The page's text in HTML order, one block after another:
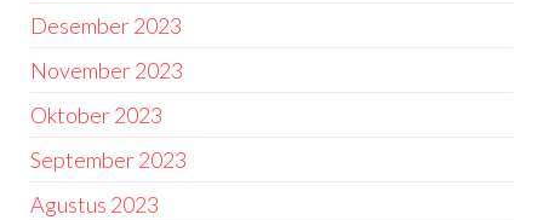
Desember 2023
November 2023
Oktober 2023
September 2023
Agustus 2023